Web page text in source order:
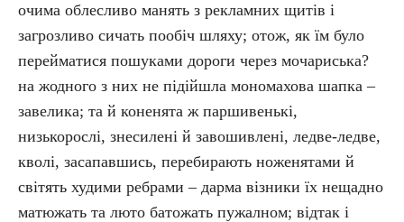
очима облесливо манять з рекламних щитів і
загрозливо сичать пообіч шляху; отож, як їм було
перейматися пошуками дороги через мочариська?
на жодного з них не підійшла мономахова шапка –
завелика; та й коненята ж паршивенькі,
низькорослі, знесилені й завошивлені, ледве-ледве,
кволі, засапавшись, перебирають ноженятами й
світять худими ребрами – дарма візники їх нещадно
матюжать та люто батожать пужалном; відтак і